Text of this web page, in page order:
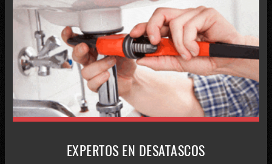
PRECIOS BARATOS POR DESATASCOS
LIMPIEZA DE DEPÓSITOS DE AGUA
CAMIONES CUBA PARA REDES DE AGUA
EXTRACCIÓN DE AGUA CON CUBAS
LIMPIEZA DE TUBERÍAS CON PRESIÓN
TÉCNICAS CASERAS PARA DESATASCOS
EMPRESAS DE POCERÍA
EXPERTOS EN DESATASCOS